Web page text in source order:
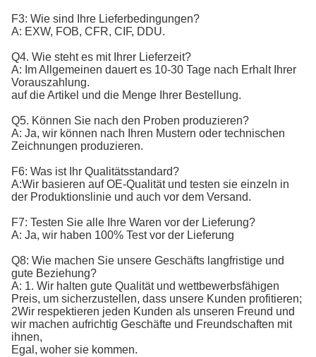
F3: Wie sind Ihre Lieferbedingungen?
A: EXW, FOB, CFR, CIF, DDU.
Q4. Wie steht es mit Ihrer Lieferzeit?
A: Im Allgemeinen dauert es 10-30 Tage nach Erhalt Ihrer
Vorauszahlung.
auf die Artikel und die Menge Ihrer Bestellung.
Q5. Können Sie nach den Proben produzieren?
A: Ja, wir können nach Ihren Mustern oder technischen
Zeichnungen produzieren.
F6: Was ist Ihr Qualitätsstandard?
A:Wir basieren auf OE-Qualität und testen sie einzeln in
der Produktionslinie und auch vor dem Versand.
F7: Testen Sie alle Ihre Waren vor der Lieferung?
A: Ja, wir haben 100% Test vor der Lieferung
Q8: Wie machen Sie unsere Geschäfts langfristige und
gute Beziehung?
A: 1. Wir halten gute Qualität und wettbewerbsfähigen
Preis, um sicherzustellen, dass unsere Kunden profitieren;
2Wir respektieren jeden Kunden als unseren Freund und
wir machen aufrichtig Geschäfte und Freundschaften mit
ihnen,
Egal, woher sie kommen.